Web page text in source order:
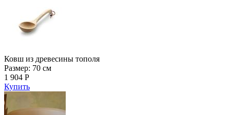
Ковш из древесины тополя
Размер: 70 см
1 904 Р
Купить